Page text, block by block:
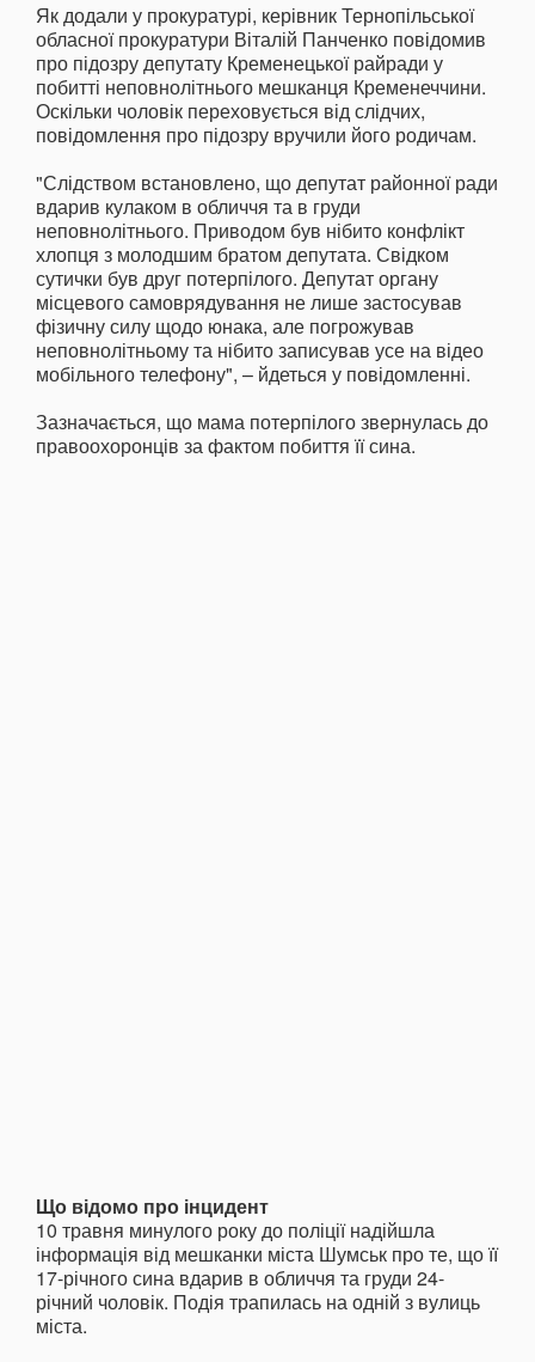
Як додали у прокуратурі, керівник Тернопільської
обласної прокуратури Віталій Панченко повідомив
про підозру депутату Кременецької райради у
побитті неповнолітнього мешканця Кременеччини.
Оскільки чоловік переховується від слідчих,
повідомлення про підозру вручили його родичам.
"Слідством встановлено, що депутат районної ради
вдарив кулаком в обличчя та в груди
неповнолітнього. Приводом був нібито конфлікт
хлопця з молодшим братом депутата. Свідком
сутички був друг потерпілого. Депутат органу
місцевого самоврядування не лише застосував
фізичну силу щодо юнака, але погрожував
неповнолітньому та нібито записував усе на відео
мобільного телефону", – йдеться у повідомленні.
Зазначається, що мама потерпілого звернулась до
правоохоронців за фактом побиття її сина.
Що відомо про інцидент
10 травня минулого року до поліції надійшла
інформація від мешканки міста Шумськ про те, що її
17-річного сина вдарив в обличчя та груди 24-
річний чоловік. Подія трапилась на одній з вулиць
міста.